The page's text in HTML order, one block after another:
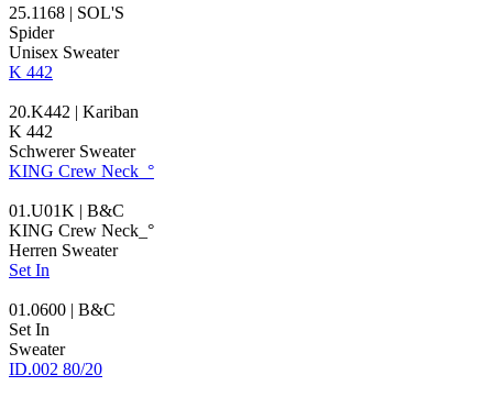
25.1168 | SOL'S
Spider
Unisex Sweater
K 442
20.K442 | Kariban
K 442
Schwerer Sweater
KING Crew Neck_°
01.U01K | B&C
KING Crew Neck_°
Herren Sweater
Set In
01.0600 | B&C
Set In
Sweater
ID.002 80/20